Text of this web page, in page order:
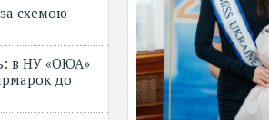
схемою
в НУ «ОЮА»
до